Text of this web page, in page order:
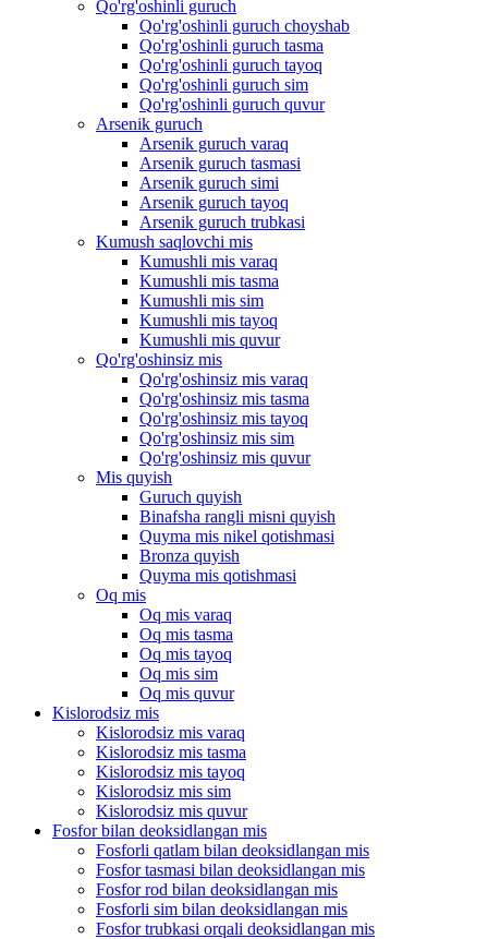
Qo'rg'oshinli guruch
Qo'rg'oshinli guruch choyshab
Qo'rg'oshinli guruch tasma
Qo'rg'oshinli guruch tayoq
Qo'rg'oshinli guruch sim
Qo'rg'oshinli guruch quvur
Arsenik guruch
Arsenik guruch varaq
Arsenik guruch tasmasi
Arsenik guruch simi
Arsenik guruch tayoq
Arsenik guruch trubkasi
Kumush saqlovchi mis
Kumushli mis varaq
Kumushli mis tasma
Kumushli mis sim
Kumushli mis tayoq
Kumushli mis quvur
Qo'rg'oshinsiz mis
Qo'rg'oshinsiz mis varaq
Qo'rg'oshinsiz mis tasma
Qo'rg'oshinsiz mis tayoq
Qo'rg'oshinsiz mis sim
Qo'rg'oshinsiz mis quvur
Mis quyish
Guruch quyish
Binafsha rangli misni quyish
Quyma mis nikel qotishmasi
Bronza quyish
Quyma mis qotishmasi
Oq mis
Oq mis varaq
Oq mis tasma
Oq mis tayoq
Oq mis sim
Oq mis quvur
Kislorodsiz mis
Kislorodsiz mis varaq
Kislorodsiz mis tasma
Kislorodsiz mis tayoq
Kislorodsiz mis sim
Kislorodsiz mis quvur
Fosfor bilan deoksidlangan mis
Fosforli qatlam bilan deoksidlangan mis
Fosfor tasmasi bilan deoksidlangan mis
Fosfor rod bilan deoksidlangan mis
Fosforli sim bilan deoksidlangan mis
Fosfor trubkasi orqali deoksidlangan mis